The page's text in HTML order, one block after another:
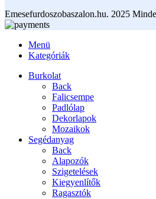
Emesefurdoszobaszalon.hu. 2025
Menü
Kategóriák
Burkolat
Back
Falicsempe
Padlólap
Dekorlapok
Mozaikok
Segédanyag
Back
Alapozók
Szigetelések
Kiegyenlítők
Ragasztók